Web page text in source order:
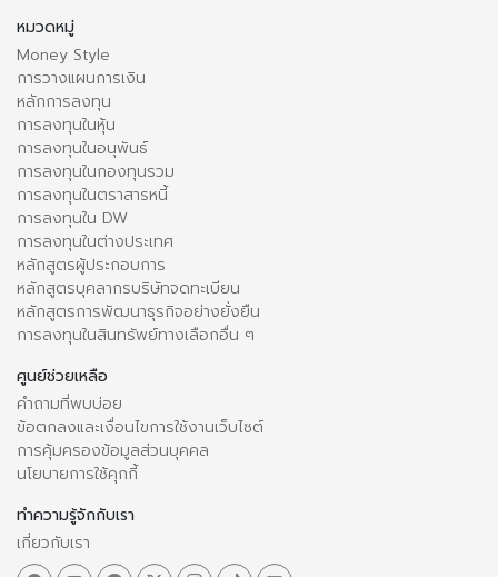
หมวดหมู่
Money Style
การวางแผนการเงิน
หลักการลงทุน
การลงทุนในหุ้น
การลงทุนในอนุพันธ์
การลงทุนในกองทุนรวม
การลงทุนในตราสารหนี้
การลงทุนใน DW
การลงทุนในต่างประเทศ
หลักสูตรผู้ประกอบการ
หลักสูตรบุคลากรบริษัทจดทะเบียน
หลักสูตรการพัฒนาธุรกิจอย่างยั่งยืน
การลงทุนในสินทรัพย์ทางเลือกอื่น ๆ
ศูนย์ช่วยเหลือ
คำถามที่พบบ่อย
ข้อตกลงและเงื่อนไขการใช้งานเว็บไซต์
การคุ้มครองข้อมูลส่วนบุคคล
นโยบายการใช้คุกกี้
ทำความรู้จักกับเรา
เกี่ยวกับเรา